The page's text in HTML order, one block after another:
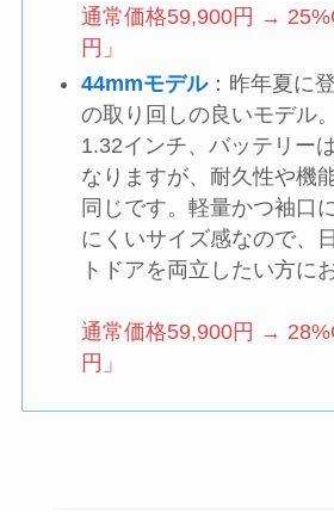
通常価格59,900円 →
円」
44mmモデル：昨年夏に
の取り回しの良いモデル
1.32インチ、バッテリー
なりますが、耐久性や機
同じです。軽量かつ袖口
にくいサイズ感なので、
トドアを両立したい方に
通常価格59,900円 →
円」